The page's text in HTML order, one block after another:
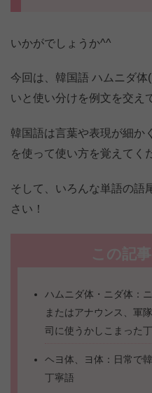
いかがでしょうか^^
今回は、韓国語 ハムニダ
いと使い分けを例文を交え
韓国語は言葉や表現が細か
を使って使い方を覚えてく
そして、いろんな単語の語
さい！
この記
ハムニダ体・ニダ体：
またはアナウンス、軍
司に使うかしこまった
ヘヨ体、ヨ体：日常で
丁寧語